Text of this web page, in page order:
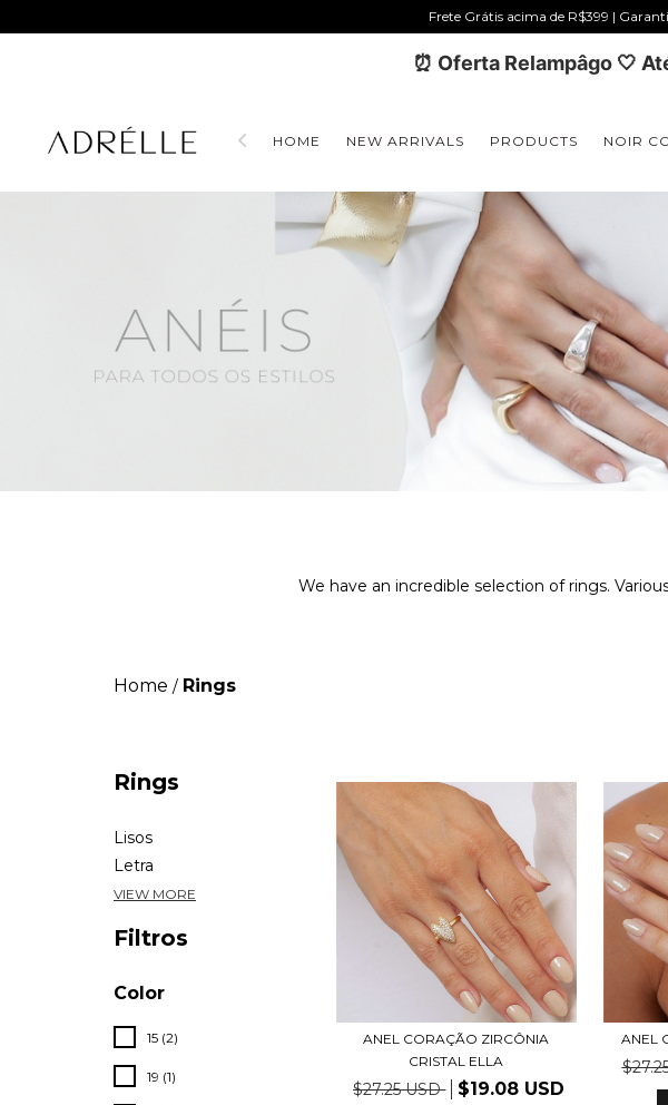
Frete Grátis acima de R$399 |
⏰ Oferta Relampâgo 🤍
HOME NEW ARRIVALS PRODUCTS NOIR
We have an incredible selection of rings.
Home / Rings
Rings
Lisos
Letra
VIEW MORE
Filtros
Color
15 (2)
19 (1)
ANEL CORAÇÃO ZIRCÔNIA
CRISTAL ELLA
$27.25 USD $19.08 USD
ANEL